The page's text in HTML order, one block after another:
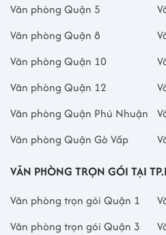
Văn phòng Quận 5
Văn phòng Quận 8
Văn phòng Quận 10
Văn phòng Quận 12
Văn phòng Quận Phú Nhuận
Văn phòng Quận Gò Vấp
VĂN PHÒNG TRỌN GÓI TẠI
Văn phòng trọn gói Quận 1
Văn phòng trọn gói Quận 3